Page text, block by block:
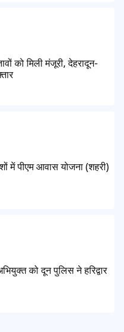
को मिली मंजूरी, देहरादून-
में पीएम आवास योजना (शहरी)
को दून पुलिस ने हरिद्वार